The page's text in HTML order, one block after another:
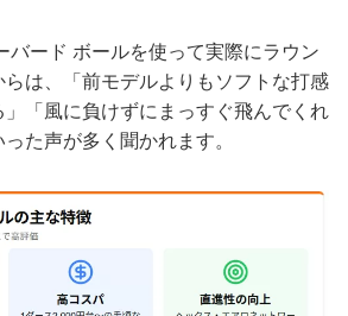
バード ボールを使って実際にラウン
らは、「前モデルよりもソフトな打感
「風に負けずにまっすぐ飛んでくれ
た声が多く聞かれます。